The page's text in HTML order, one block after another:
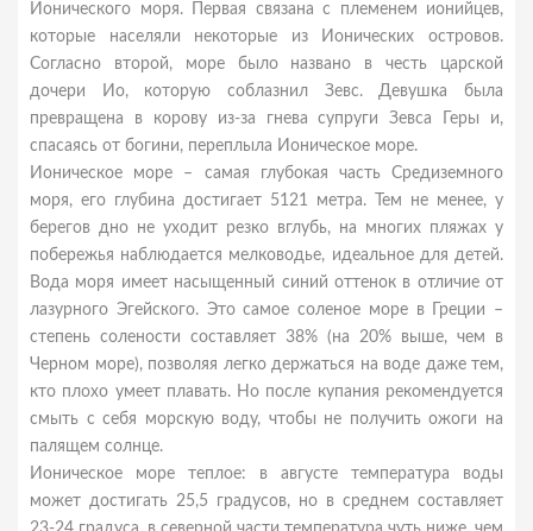
Ионического моря. Первая связана с племенем ионийцев,
которые населяли некоторые из Ионических островов.
Согласно второй, море было названо в честь царской
дочери Ио, которую соблазнил Зевс. Девушка была
превращена в корову из-за гнева супруги Зевса Геры и,
спасаясь от богини, переплыла Ионическое море.
Ионическое море – самая глубокая часть Средиземного
моря, его глубина достигает 5121 метра. Тем не менее, у
берегов дно не уходит резко вглубь, на многих пляжах у
побережья наблюдается мелководье, идеальное для детей.
Вода моря имеет насыщенный синий оттенок в отличие от
лазурного Эгейского. Это самое соленое море в Греции –
степень солености составляет 38% (на 20% выше, чем в
Черном море), позволяя легко держаться на воде даже тем,
кто плохо умеет плавать. Но после купания рекомендуется
смыть с себя морскую воду, чтобы не получить ожоги на
палящем солнце.
Ионическое море теплое: в августе температура воды
может достигать 25,5 градусов, но в среднем составляет